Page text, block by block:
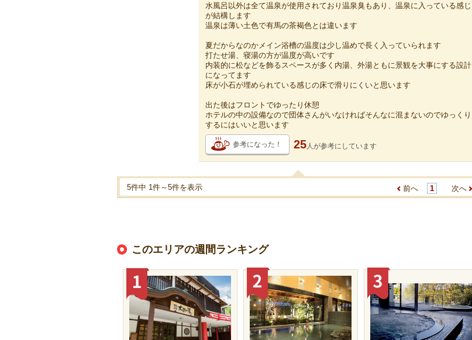
水風呂以外は全て温泉が使用されており温泉臭もあり、温泉に入っている感じ
が結構します
温泉は薄い土色で有馬の茶褐色とは違います
夏だからなのかメイン浴槽の温度は少し温めで長く入っていられます
打たせ湯、寝湯の方が温度が高いです
内装的に松などを飾るスペースが多く内湯、外湯ともに景観を大事にする設計
になってます
床が小石が埋められている感じの床で滑りにくいと思います
出た後はフロントでゆったり休憩
ホテルの中の設備なので団体さんがいなければそんなに混まないのでゆっくり
するにはいいと思います
参考になった！ 25人が参考にしています
5件中 1件～5件を表示 前へ 1 次へ
このエリアの週間ランキング